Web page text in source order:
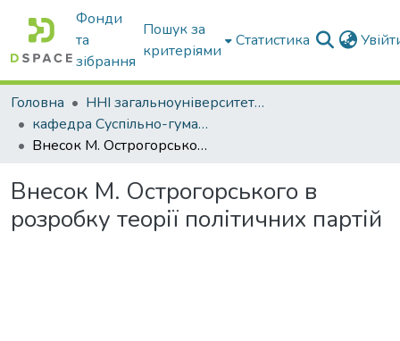
Фонди
та
зібрання
Пошук за
критеріями
Статистика
Головна
ННІ загальноуніверситетської підготовки
кафедра Суспільно-гуманітарні науки
Внесок М. Острогорського в розробку теорії політичних партій
Внесок М. Острогорського в
розробку теорії політичних партій